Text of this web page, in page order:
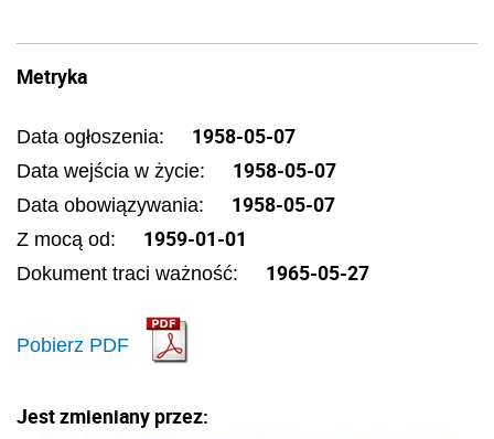
Metryka
Data ogłoszenia: 1958-05-07
Data wejścia w życie: 1958-05-07
Data obowiązywania: 1958-05-07
Z mocą od: 1959-01-01
Dokument traci ważność: 1965-05-27
Pobierz PDF
Jest zmieniany przez: